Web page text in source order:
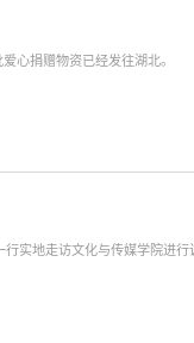
心捐赠物资已经发往湖北。
实地走访文化与传媒学院进行